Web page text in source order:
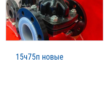
15ч75п новые